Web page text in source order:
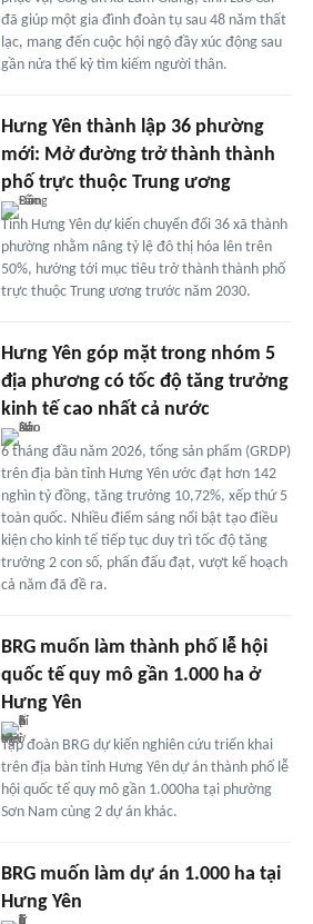
đã giúp một gia đình đoàn tụ sau 48 năm thất
lạc, mang đến cuộc hội ngộ đầy xúc động sau
gần nửa thế kỷ tìm kiếm người thân.
Hưng Yên thành lập 36 phường
mới: Mở đường trở thành thành
phố trực thuộc Trung ương
Tỉnh Hưng Yên dự kiến chuyển đổi 36 xã thành
phường nhằm nâng tỷ lệ đô thị hóa lên trên
50%, hướng tới mục tiêu trở thành thành phố
trực thuộc Trung ương trước năm 2030.
Hưng Yên góp mặt trong nhóm 5
địa phương có tốc độ tăng trưởng
kinh tế cao nhất cả nước
6 tháng đầu năm 2026, tổng sản phẩm (GRDP)
trên địa bàn tỉnh Hưng Yên ước đạt hơn 142
nghìn tỷ đồng, tăng trưởng 10,72%, xếp thứ 5
toàn quốc. Nhiều điểm sáng nổi bật tạo điều
kiện cho kinh tế tiếp tục duy trì tốc độ tăng
trưởng 2 con số, phấn đấu đạt, vượt kế hoạch
cả năm đã đề ra.
BRG muốn làm thành phố lễ hội
quốc tế quy mô gần 1.000 ha ở
Hưng Yên
Tập đoàn BRG dự kiến nghiên cứu triển khai
trên địa bàn tỉnh Hưng Yên dự án thành phố lễ
hội quốc tế quy mô gần 1.000ha tại phường
Sơn Nam cùng 2 dự án khác.
BRG muốn làm dự án 1.000 ha tại
Hưng Yên